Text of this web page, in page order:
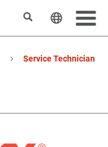
RechercherChanger
Service Technician